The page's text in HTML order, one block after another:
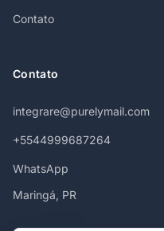
Contato
Contato
integrare@purelymail.com
+5544999687264
WhatsApp
Maringá, PR